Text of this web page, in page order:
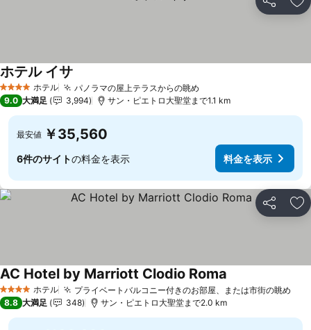
シェア お
4 ホテルのランク
ホテル パノラマの屋上テラスからの眺め
ホテル イサ
9.0 大満足 3,994 サン・ピエトロ大聖堂まで1.1 km
最安値 ￥35,560
6件のサイトの料金を表示 料金を表示
シェア お
4 ホテルのランク
ホテル プライベートバルコニー付きのお部屋、または市街の眺め
AC Hotel by Marriott Clodio Roma
8.8 大満足 348 サン・ピエトロ大聖堂まで2.0 km